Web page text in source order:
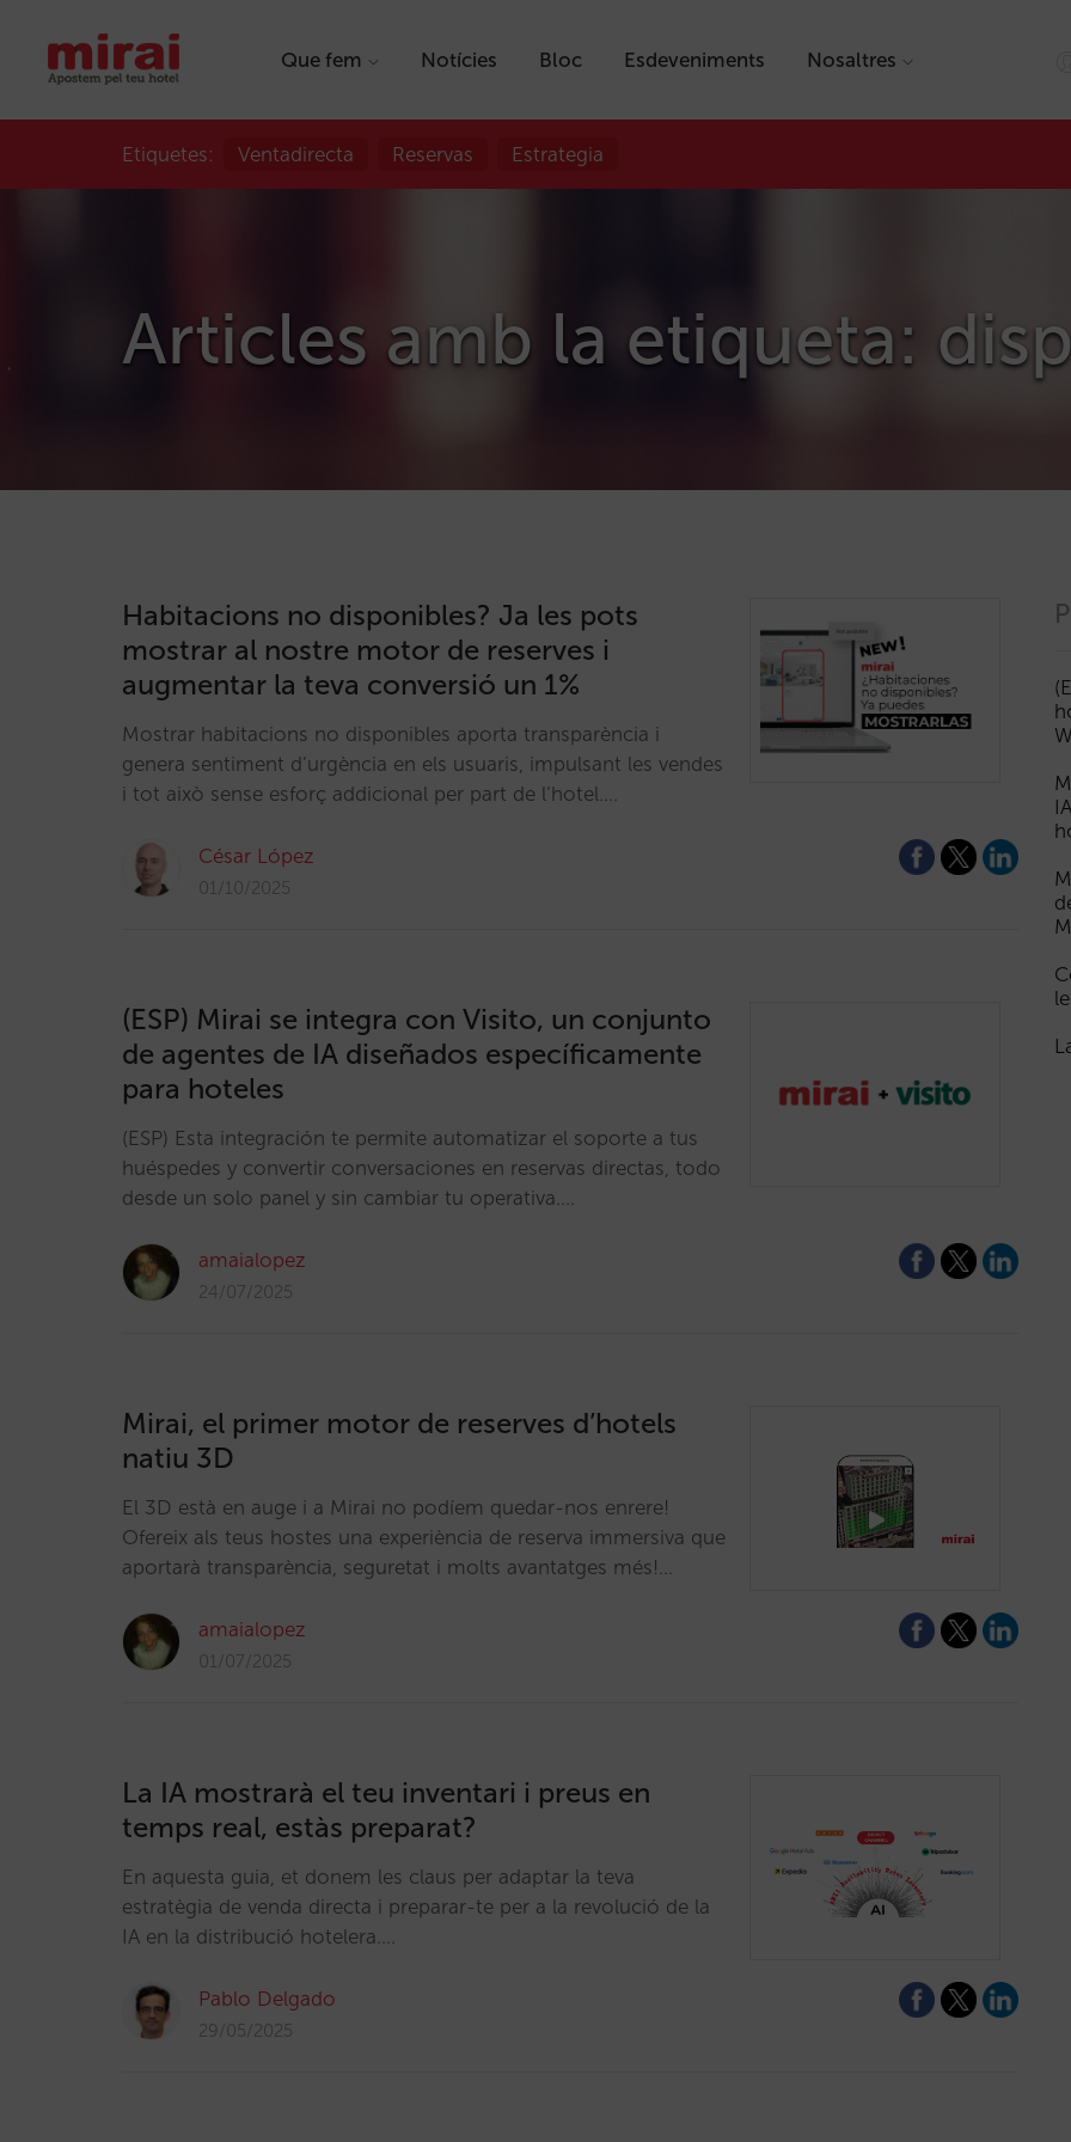
Que fem Notícies Bloc Esdeveniments Nosaltres
Etiquetes: Ventadirecta Reservas Estrategia
Articles amb la etiqueta:
Habitacions no disponibles? Ja les pots
mostrar al nostre motor de reserves i
augmentar la teva conversió un 1%
Mostrar habitacions no disponibles aporta transparència i
genera sentiment d’urgència en els usuaris, impulsant les vendes
i tot això sense esforç addicional per part de l’hotel.…
César López
01/10/2025
(ESP) Mirai se integra con Visito, un conjunto
de agentes de IA diseñados específicamente
para hoteles
(ESP) Esta integración te permite automatizar el soporte a tus
huéspedes y convertir conversaciones en reservas directas, todo
desde un solo panel y sin cambiar tu operativa.…
amaialopez
24/07/2025
Mirai, el primer motor de reserves d’hotels
natiu 3D
El 3D està en auge i a Mirai no podíem quedar-nos enrere!
Ofereix als teus hostes una experiència de reserva immersiva que
aportarà transparència, seguretat i molts avantatges més!…
amaialopez
01/07/2025
La IA mostrarà el teu inventari i preus en
temps real, estàs preparat?
En aquesta guia, et donem les claus per adaptar la teva
estratègia de venda directa i preparar-te per a la revolució de la
IA en la distribució hotelera.…
Pablo Delgado
29/05/2025